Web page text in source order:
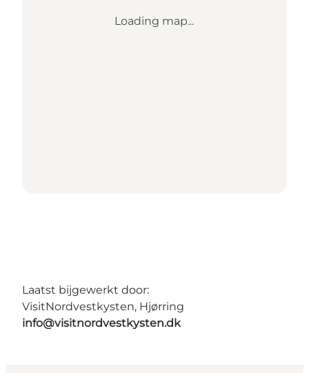
Loading map...
Laatst bijgewerkt door:
VisitNordvestkysten, Hjørring
info@visitnordvestkysten.dk